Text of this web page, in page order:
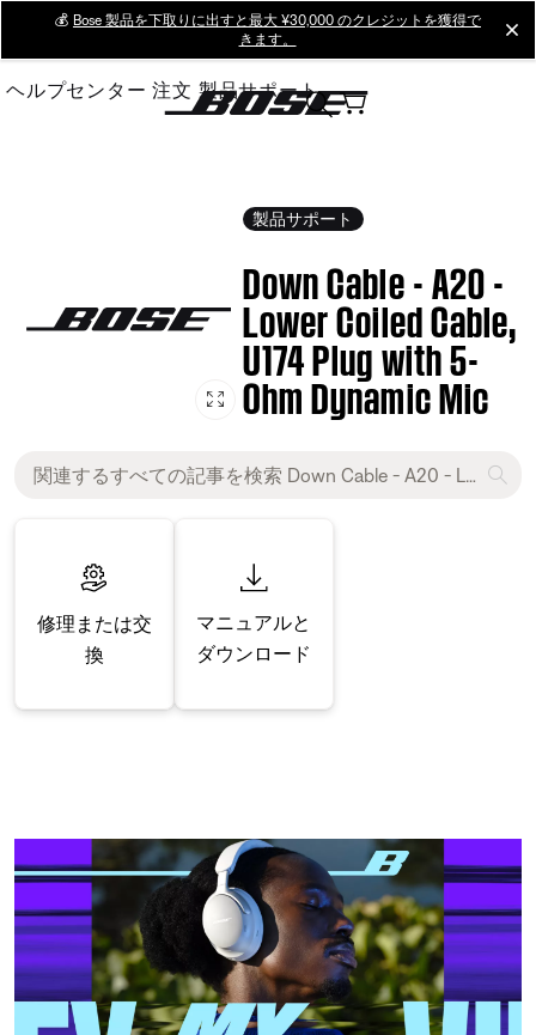
Main
💰 Bose 製品を下取りに出すと最大 ¥30,000 のクレジットを獲得で
きます。
ヘルプセンター 注文 製品サポート
製品サポート
Down Cable - A20 -
Lower Coiled Cable,
U174 Plug with 5-
Ohm Dynamic Mic
修理または交
換
マニュアルと
ダウンロード